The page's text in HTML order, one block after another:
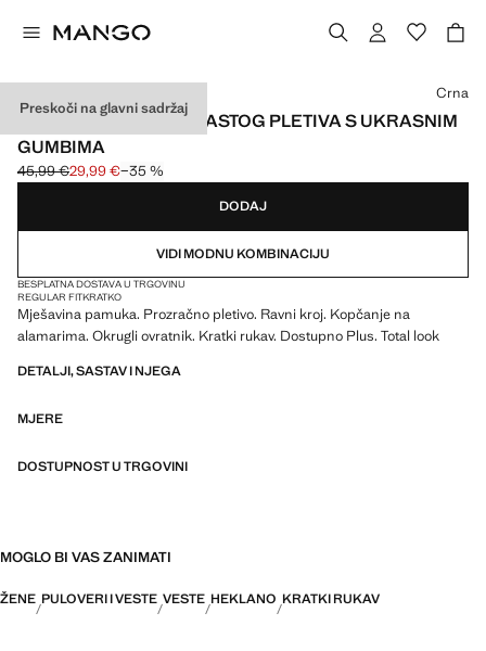
Preskoči na glavni sadržaj
KARDIGAN OD RUPIČASTOG PLETIVA S UKRASNIM
GUMBIMA
Početna cijena prekrižena [45,99 € ]
45,99 €
Trenutačna cijena [29,99 € ]
29,99 €−35 %
Odaberite boju
Crna
DODAJ
VIDI MODNU KOMBINACIJU
BESPLATNA DOSTAVA U TRGOVINU
REGULAR FITKRATKO
Mješavina pamuka. Prozračno pletivo. Ravni kroj. Kopčanje na
alamarima. Okrugli ovratnik. Kratki rukav. Dostupno Plus. Total look
DETALJI, SASTAV I NJEGA
MJERE
DOSTUPNOST U TRGOVINI
MOGLO BI VAS ZANIMATI
ŽENE PULOVERI I VESTE VESTE HEKLANO KRATKI RUKAV